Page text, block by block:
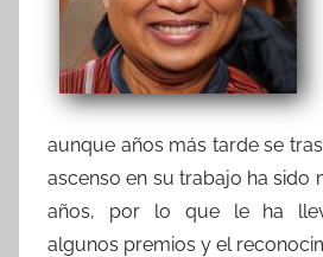
aunque años más tarde se
ascenso en su trabajo ha sido
años, por lo que le ha
algunos premios y el